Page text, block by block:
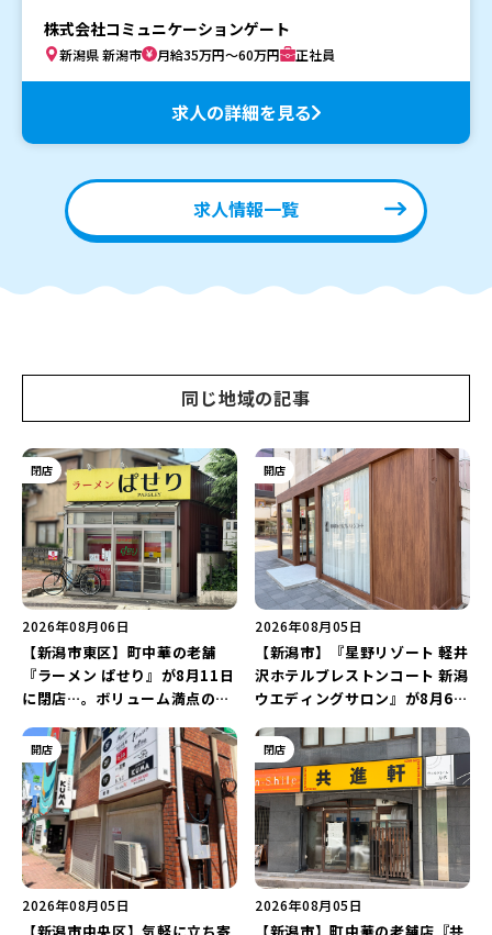
株式会社コミュニケーションゲート
新潟県 新潟市 月給35万円～60万円 正社員
求人の詳細を見る
求人情報一覧
同じ地域の記事
閉店
2026年08月06日
【新潟市東区】町中華の老舗
『ラーメン ぱせり』が8月11日
に閉店…。ボリューム満点の名
開店
2026年08月05日
【新潟市】『星野リゾート 軽井
沢ホテルブレストンコート 新潟
ウエディングサロン』が8月6日
グを万代で相談しよう♪
開店
2026年08月05日
閉店
2026年08月05日